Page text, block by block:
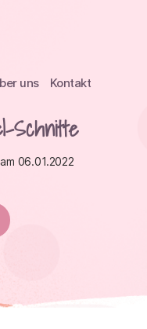
uns Kontakt
Schnitte
06.01.2022